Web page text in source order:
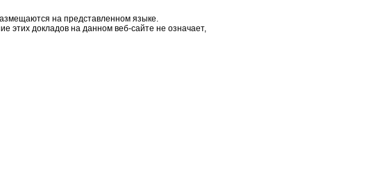
на представленном языке.
этих докладов на данном веб-сайте не означает,